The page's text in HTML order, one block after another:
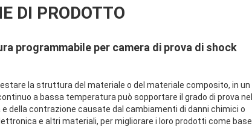
DI PRODOTTO
programmabile per camera di prova di shock
la struttura del materiale o del materiale composito, in un
a bassa temperatura può sopportare il grado di prova nel
della contrazione causate dal cambiamenti di danni chimici o
e altri materiali, per migliorare i loro prodotti come base